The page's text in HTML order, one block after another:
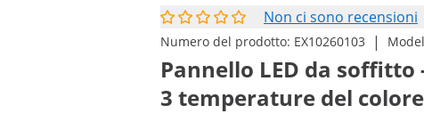
Non ci sono recensioni
Numero del prodotto: EX10260103 |
Pannello LED da soffitto
3 temperature del colore